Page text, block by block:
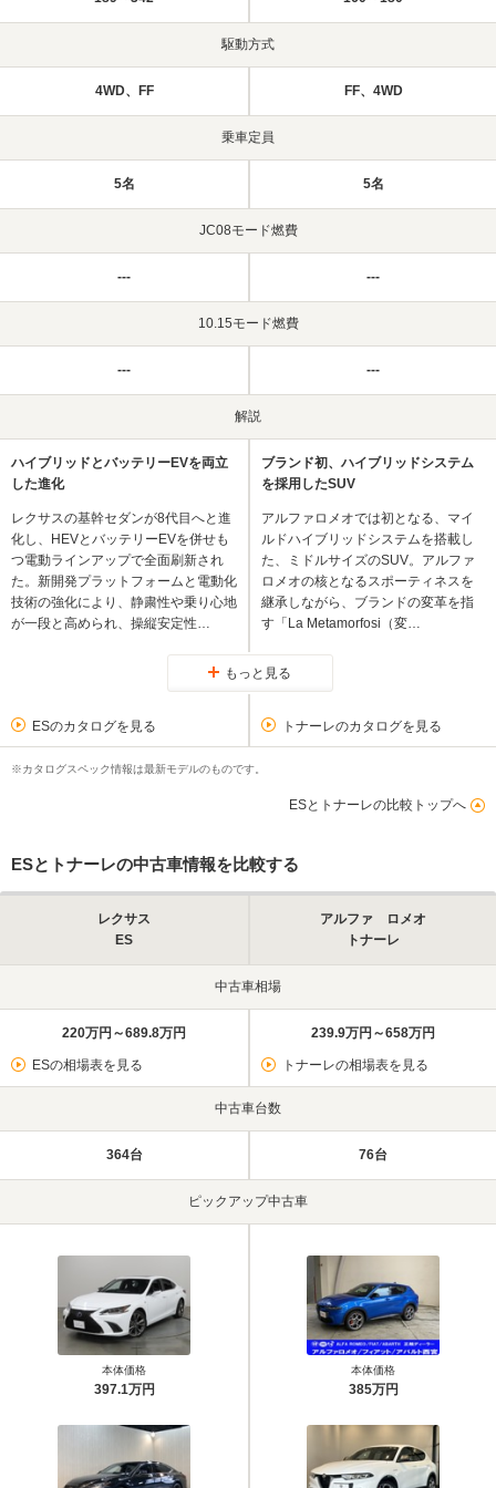
駆動方式
4WD、FF FF、4WD
乗車定員
5名 5名
JC08モード燃費
--- ---
10.15モード燃費
--- ---
解説
ハイブリッドとバッテリーEVを両立
した進化
レクサスの基幹セダンが8代目へと進
化し、HEVとバッテリーEVを併せも
つ電動ラインアップで全面刷新され
た。新開発プラットフォームと電動化
技術の強化により、静粛性や乗り心地
が一段と高められ、操縦安定性…
ブランド初、ハイブリッドシステム
を採用したSUV
アルファロメオでは初となる、マイ
ルドハイブリッドシステムを搭載し
た、ミドルサイズのSUV。アルファ
ロメオの核となるスポーティネスを
継承しながら、ブランドの変革を指
す「La Metamorfosi（変…
もっと見る
ESのカタログを見る トナーレのカタログを見る
※カタログスペック情報は最新モデルのものです。
ESとトナーレの比較トップへ
ESとトナーレの中古車情報を比較する
レクサス
ES
アルファ ロメオ
トナーレ
中古車相場
220万円～689.8万円
ESの相場表を見る
239.9万円～658万円
トナーレの相場表を見る
中古車台数
364台 76台
ピックアップ中古車
本体価格
397.1万円
本体価格
385万円